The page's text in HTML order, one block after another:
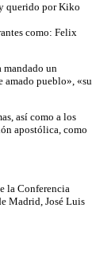
querido por Kiko
como: Felix
mandado un
amado pueblo», «su
así como a los
apostólica, como
la Conferencia
Madrid, José Luis